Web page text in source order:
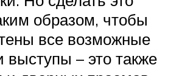
образом, чтобы
все возможные
выступы – это также